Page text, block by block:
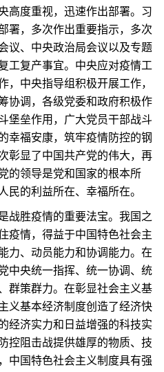
高度重视，迅速作出部署。习
署，多次作出重要指示，多次
议、中央政治局会议以及专题
工复产事宜。中央应对疫情工
，中央指导组积极开展工作，
协调，各级党委和政府积极作
堡垒作用，广大党员干部战斗
幸福安康，筑牢疫情防控的钢
彰显了中国共产党的伟大，再
的领导是党和国家的根本所
民的利益所在、幸福所在。
胜疫情的重要法宝。我国之
疫情，得益于中国特色社会主
力、动员能力和协调能力。在
中央统一指挥、统一协调、统
群策群力。在彰显社会主义基
义基本经济制度创造了经济快
经济实力和日益增强的科技实
控阻击战提供雄厚的物质、技
中国特色社会主义制度具有强